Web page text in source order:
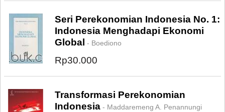
Seri Perekonomian Indonesia No. 1:
Indonesia Menghadapi Ekonomi
Global - Boediono
Rp30.000
Transformasi Perekonomian
Indonesia - Maddaremeng A. Penannungi